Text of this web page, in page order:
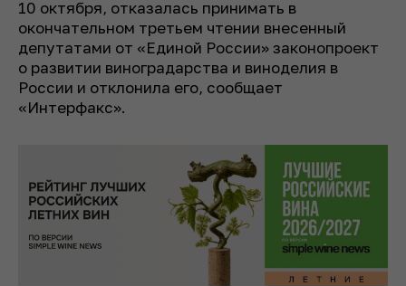
10 октября, отказалась принимать в
окончательном третьем чтении внесенный
депутатами от «Единой России» законопроект
о развитии виноградарства и виноделия в
России и отклонила его, сообщает
«Интерфакс».